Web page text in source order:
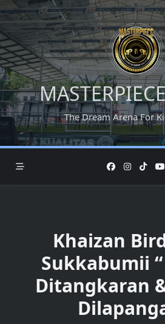
Skip
to
content
The Dream Arena For
Khaizan
Sukkabumii
Ditangkaran